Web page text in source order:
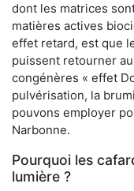
dont les matrices
matières actives
effet retard, est que
puissent retourner
congénères « effet
pulvérisation, la
pouvons employer
Narbonne.
Pourquoi les
lumière ?